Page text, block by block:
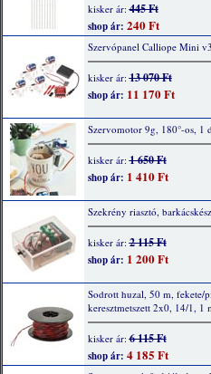
kisker ár:445 Ft
shop ár: 240 Ft
Szervópanel Calliope Mini
kisker ár:13 070 Ft
shop ár: 11 170 Ft
Szervomotor 9g, 180°-os, 1
kisker ár:1 650 Ft
shop ár: 1 410 Ft
Szekrény riasztó,
kisker ár:2 115 Ft
shop ár: 1 200 Ft
Sodrott huzal, 50 m, fekete/
keresztmetszett 2x0, 14/1, 1
kisker ár:6 115 Ft
shop ár: 4 185 Ft